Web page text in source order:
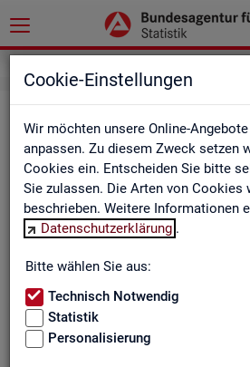
Cookie-Einstellungen
Wir möchten unsere Online-
anpassen. Zu diesem Zweck setzen
Cookies ein. Entscheiden Sie bitte
Sie zulassen. Die Arten von Cookies
beschrieben. Weitere Informationen
Datenschutzerklärung .
Bitte wählen Sie aus:
Technisch Notwendig
Statistik
Personalisierung
Be­ru­fe auf
Die Dia­gram­me und Ta­bel­len wer­den
ent­hal­ten In­for­ma­tio­nen zu den
gelt, Ar­beits­lo­sig­keit, ge­mel­de­te
te­be­darf aller Be­ru­fe sowie der MINT-
fe­ren­ziert nach dem
Deutsch­land, Län­der und
Bitte wäh­len Sie ein Thema aus